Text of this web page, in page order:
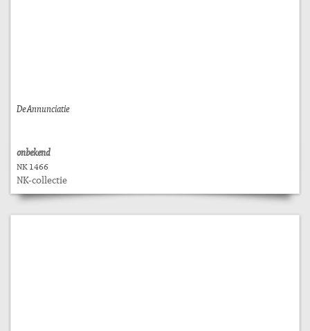
De Annunciatie
onbekend
NK 1466
NK-collectie